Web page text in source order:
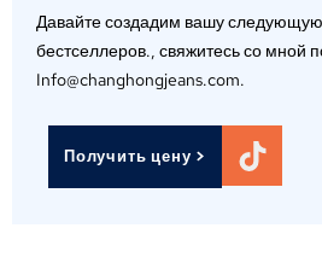
Давайте создадим вашу
бестселлеров., свяжитесь со мной
Info@changhongjeans.com.
Получить цену >